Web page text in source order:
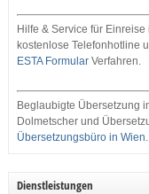
Hilfe & Service für
kostenlose Telefonhotline
ESTA FormularVerfahren.
Beglaubigte Übersetzung
Dolmetscher und
Übersetzungsbüro in Wien.
Dienstleistungen